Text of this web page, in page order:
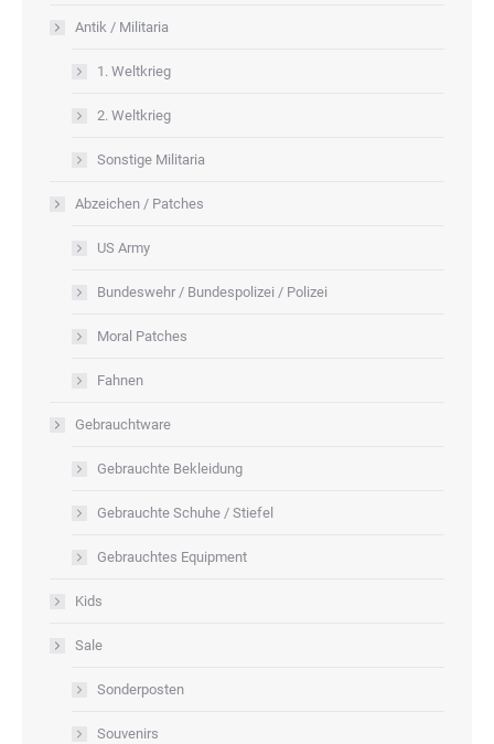
Antik / Militaria
1. Weltkrieg
2. Weltkrieg
Sonstige Militaria
Abzeichen / Patches
US Army
Bundeswehr / Bundespolizei / Polizei
Moral Patches
Fahnen
Gebrauchtware
Gebrauchte Bekleidung
Gebrauchte Schuhe / Stiefel
Gebrauchtes Equipment
Kids
Sale
Sonderposten
Souvenirs